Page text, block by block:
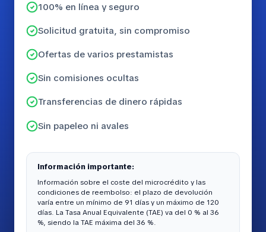
100% en línea y seguro
Solicitud gratuita, sin compromiso
Ofertas de varios prestamistas
Sin comisiones ocultas
Transferencias de dinero rápidas
Sin papeleo ni avales
Información importante:
Información sobre el coste del microcrédito y las
condiciones de reembolso: el plazo de devolución
varía entre un mínimo de 91 días y un máximo de 120
días. La Tasa Anual Equivalente (TAE) va del 0 % al 36
%, siendo la TAE máxima del 36 %.